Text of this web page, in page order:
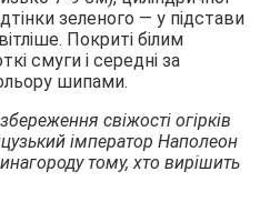
зеленого — у підстави
Покриті білим
смуги і середні за
шипами.
свіжості огірків
імператор Наполеон
тому, хто вирішить